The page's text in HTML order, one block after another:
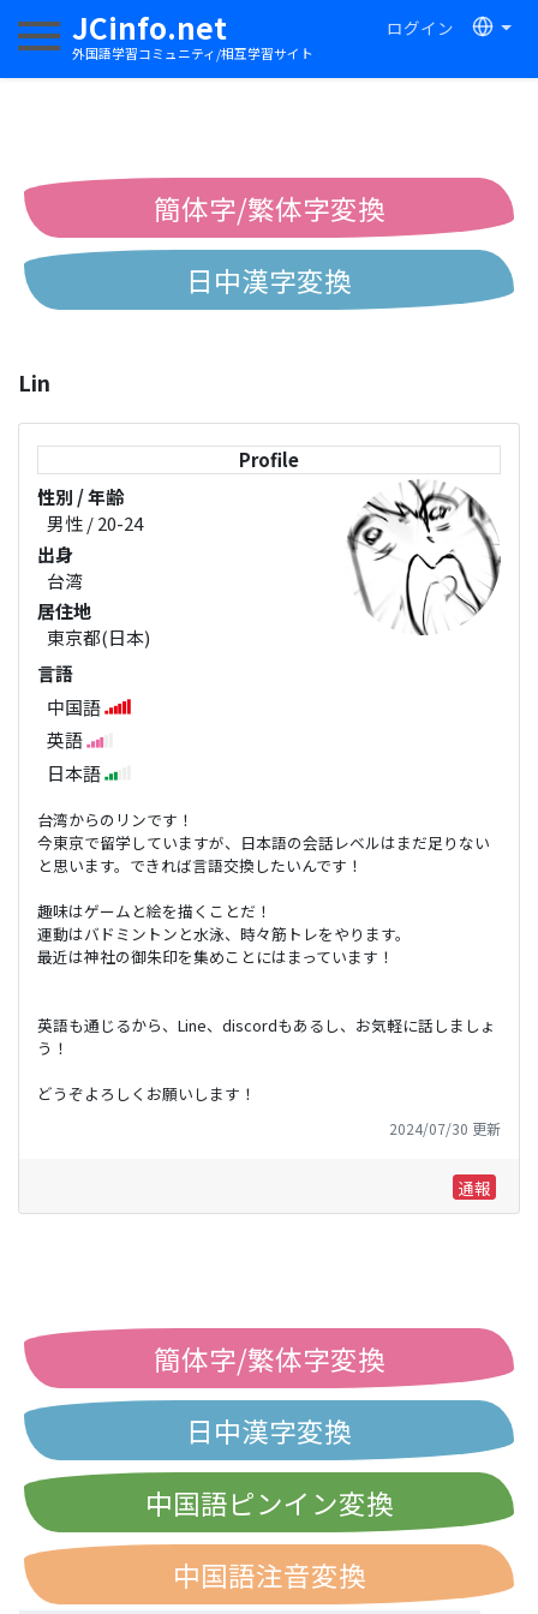
JCinfo.net
外国語学習コミュニティ/相互学習サイト
ログイン
ナビゲーションを切り替える
簡体字/繁体字変換
日中漢字変換
中国語注音変換
Lin
Profile
性別 / 年齢
男性 / 20-24
出身
台湾
居住地
東京都(日本)
言語
中国語
英語
日本語
台湾からのリンです！
今東京で留学していますが、日本語の会話レベルはまだ足りない
と思います。できれば言語交換したいんです！
趣味はゲームと絵を描くことだ！
運動はバドミントンと水泳、時々筋トレをやります。
最近は神社の御朱印を集めことにはまっています！
英語も通じるから、Line、discordもあるし、お気軽に話しましょ
う！
どうぞよろしくお願いします！
2024/07/30 更新
通報
簡体字/繁体字変換
日中漢字変換
中国語ピンイン変換
中国語注音変換